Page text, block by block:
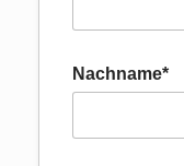
Nachname*